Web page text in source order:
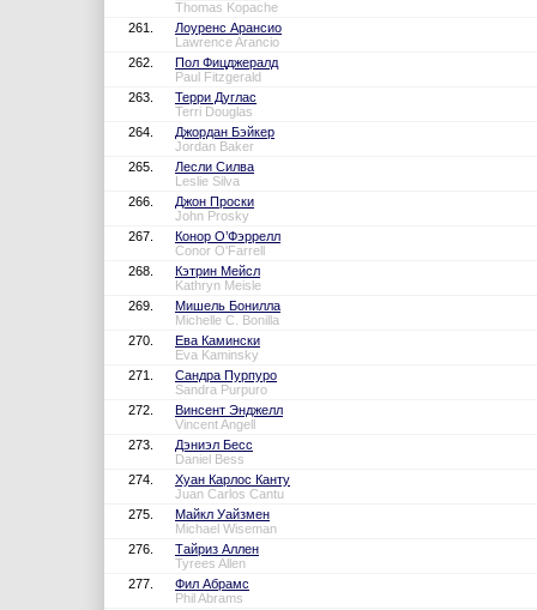
Thomas Kopache
261.
Лоуренс Арансио
Lawrence Arancio
262.
Пол Фицджералд
Paul Fitzgerald
263.
Терри Дуглас
Terri Douglas
264.
Джордан Бэйкер
Jordan Baker
265.
Лесли Силва
Leslie Silva
266.
Джон Проски
John Prosky
267.
Конор О’Фэррелл
Conor O'Farrell
268.
Кэтрин Мейсл
Kathryn Meisle
269.
Мишель Бонилла
Michelle C. Bonilla
270.
Ева Камински
Eva Kaminsky
271.
Сандра Пурпуро
Sandra Purpuro
272.
Винсент Энджелл
Vincent Angell
273.
Дэниэл Бесс
Daniel Bess
274.
Хуан Карлос Канту
Juan Carlos Cantu
275.
Майкл Уайзмен
Michael Wiseman
276.
Тайриз Аллен
Tyrees Allen
277.
Фил Абрамс
Phil Abrams